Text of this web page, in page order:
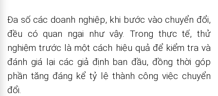
Đa số các doanh nghiệp, khi bước vào chuyển đổi,
đều có quan ngại như vậy. Trong thực tế, thử
nghiệm trước là một cách hiệu quả để kiểm tra và
đánh giá lại các giả định ban đầu, đồng thời góp
phần tăng đáng kể tỷ lệ thành công việc chuyển
đổi.